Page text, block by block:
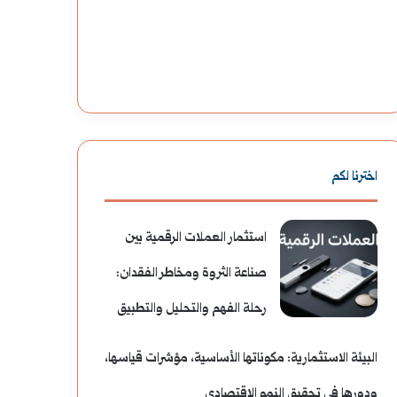
اخترنا لكم
استثمار العملات الرقمية بين
صناعة الثروة ومخاطر الفقدان:
رحلة الفهم والتحليل والتطبيق
البيئة الاستثمارية: مكوناتها الأساسية، مؤشرات قياسها،